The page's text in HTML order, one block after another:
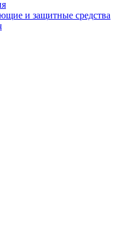
и защитные средства